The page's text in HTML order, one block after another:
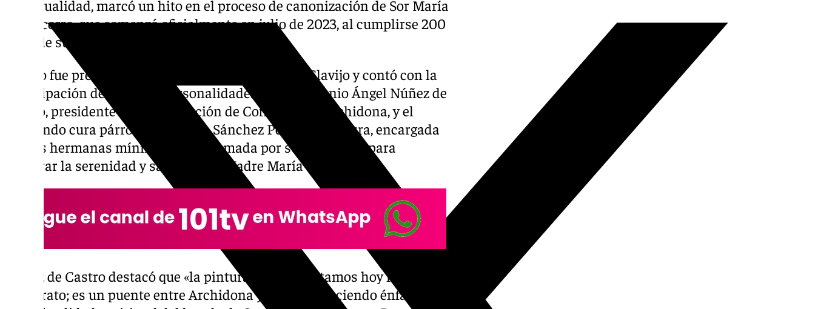
espiritualidad, marcó un hito en el proceso de canonización de Sor María
del Socorro, que comenzó oficialmente en julio de 2023, al cumplirse 200
años de su fallecimiento.
El acto fue presentado por Antonio José Guerrero Clavijo y contó con la
participación de diversas personalidades, como Antonio Ángel Núñez de
Castro, presidente de la Agrupación de Cofradías de Archidona, y el
reverendo cura párroco Francisco Sánchez Pérez. La pintura, encargada
por las hermanas mínimas, fue aclamada por su capacidad para
capturar la serenidad y santidad de Madre María del Socorro.
Núñez de Castro destacó que «la pintura que presentamos hoy no solo es
un retrato; es un puente entre Archidona y el cielo», haciendo énfasis en